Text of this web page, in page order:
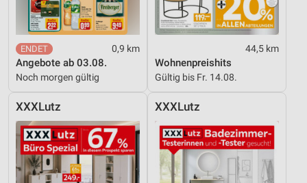
0,9 km
Angebote ab 03.08.
Noch morgen gültig
44,5 km
Wohnenpreishits
Gültig bis Fr. 14.08.
XXXLutz XXXLutz